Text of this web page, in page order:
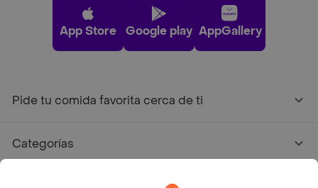
App Store Google play AppGallery
Pide tu comida favorita cerca de ti
Categorías